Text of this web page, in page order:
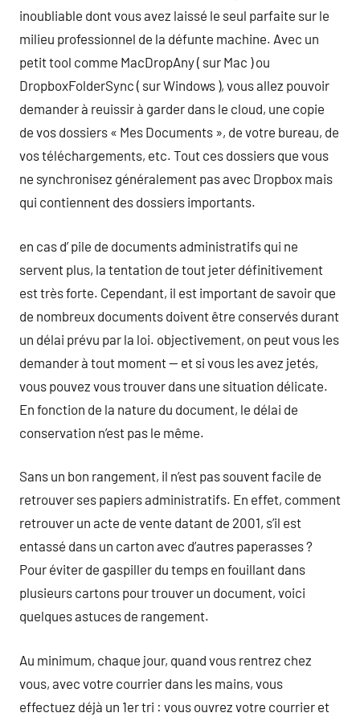
inoubliable dont vous avez laissé le seul parfaite sur le
milieu professionnel de la défunte machine. Avec un
petit tool comme MacDropAny ( sur Mac ) ou
DropboxFolderSync ( sur Windows ), vous allez pouvoir
demander à reuissir à garder dans le cloud, une copie
de vos dossiers « Mes Documents », de votre bureau, de
vos téléchargements, etc. Tout ces dossiers que vous
ne synchronisez généralement pas avec Dropbox mais
qui contiennent des dossiers importants.
en cas d’ pile de documents administratifs qui ne
servent plus, la tentation de tout jeter définitivement
est très forte. Cependant, il est important de savoir que
de nombreux documents doivent être conservés durant
un délai prévu par la loi. objectivement, on peut vous les
demander à tout moment — et si vous les avez jetés,
vous pouvez vous trouver dans une situation délicate.
En fonction de la nature du document, le délai de
conservation n’est pas le même.
Sans un bon rangement, il n’est pas souvent facile de
retrouver ses papiers administratifs. En effet, comment
retrouver un acte de vente datant de 2001, s’il est
entassé dans un carton avec d’autres paperasses ?
Pour éviter de gaspiller du temps en fouillant dans
plusieurs cartons pour trouver un document, voici
quelques astuces de rangement.
Au minimum, chaque jour, quand vous rentrez chez
vous, avec votre courrier dans les mains, vous
effectuez déjà un 1er tri : vous ouvrez votre courrier et